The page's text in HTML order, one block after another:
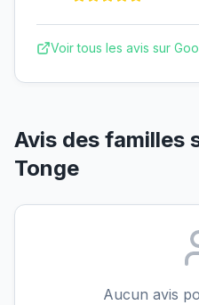
Voir tous les avis sur
Avis des familles
Tonge
Aucun avis